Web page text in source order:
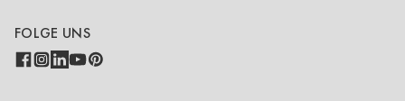
FOLGE UNS